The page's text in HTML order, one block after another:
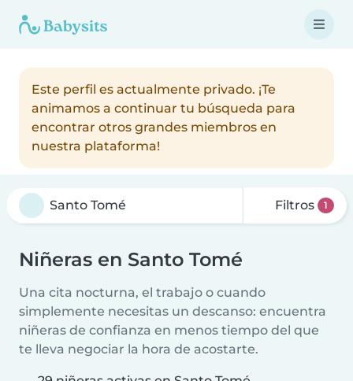
Este perfil es actualmente privado. ¡Te
animamos a continuar tu búsqueda para
encontrar otros grandes miembros en
nuestra plataforma!
Filtros 1
Niñeras en Santo Tomé
Una cita nocturna, el trabajo o cuando
simplemente necesitas un descanso: encuentra
niñeras de confianza en menos tiempo del que
te lleva negociar la hora de acostarte.